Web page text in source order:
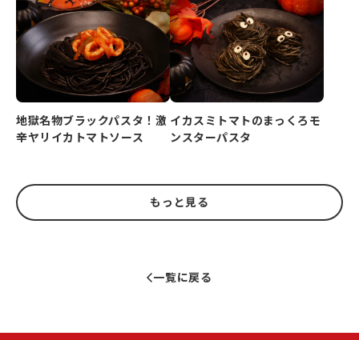
地獄名物ブラックパスタ！激
辛ヤリイカトマトソース
イカスミトマトのまっくろモ
ンスターパスタ
もっと見る
一覧に戻る